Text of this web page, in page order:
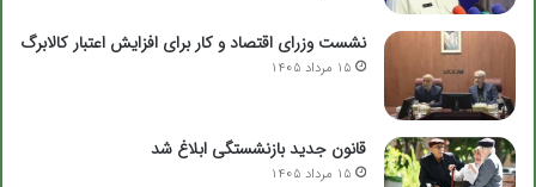
نشست وزرای اقتصاد و کار برای افزایش اعتبار کالابرگ
15 مرداد 1405
قانون جدید بازنشستگی ابلاغ شد
15 مرداد 1405